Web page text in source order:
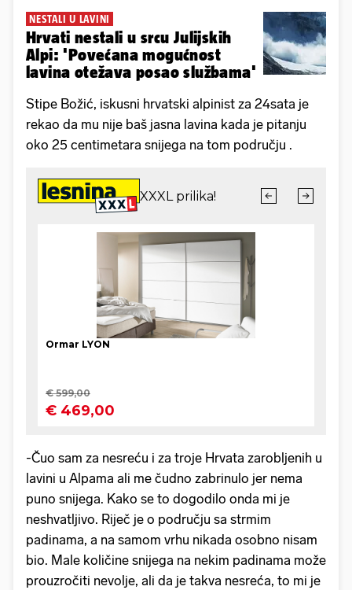
NESTALI U LAVINI
Hrvati nestali u srcu Julijskih
Alpi: 'Povećana mogućnost
lavina otežava posao službama'
Stipe Božić, iskusni hrvatski alpinist za 24sata je
rekao da mu nije baš jasna lavina kada je pitanju
oko 25 centimetara snijega na tom području .
-Čuo sam za nesreću i za troje Hrvata zarobljenih u
lavini u Alpama ali me čudno zabrinulo jer nema
puno snijega. Kako se to dogodilo onda mi je
neshvatljivo. Riječ je o području sa strmim
padinama, a na samom vrhu nikada osobno nisam
bio. Male količine snijega na nekim padinama može
prouzročiti nevolje, ali da je takva nesreća, to mi je